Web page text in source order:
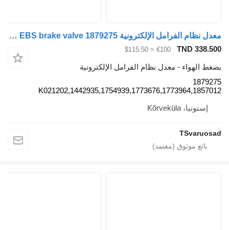
معدل نظام الفرامل الإلكترونية Scania EBS brake valve 1879275 لـ السيارات القاطرة Scania G450
TND
€100
≈ $115.50
الهواء - معدل نظام الفرامل الإلكترونية
إستونيا، Kõrveküla